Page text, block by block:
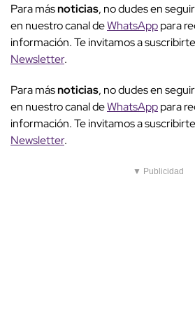
Para másnoticias, no dudes en
en nuestro canal deWhatsApppara
información. Te invitamos a suscribirte
Newsletter.
Para másnoticias, no dudes en
en nuestro canal deWhatsApppara
información. Te invitamos a suscribirte
Newsletter.
▼ Publicidad